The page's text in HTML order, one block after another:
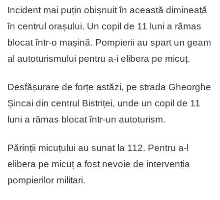
Incident mai puțin obișnuit în această dimineață
în centrul orașului. Un copil de 11 luni a rămas
blocat într-o mașină. Pompierii au spart un geam
al autoturismului pentru a-i elibera pe micuț.
Desfășurare de forțe astăzi, pe strada Gheorghe
Șincai din centrul Bistriței, unde un copil de 11
luni a rămas blocat într-un autoturism.
Părinții micuțului au sunat la 112. Pentru a-l
elibera pe micuț a fost nevoie de intervenția
pompierilor militari.